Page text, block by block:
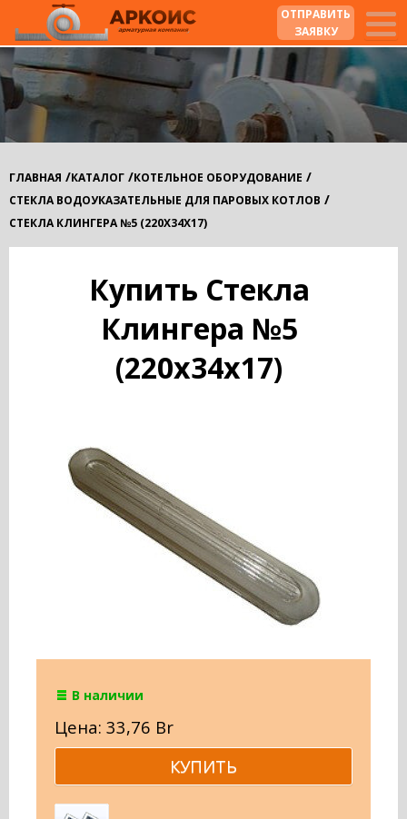
ОТПРАВИТЬ
ЗАЯВКУ
ГЛАВНАЯ /КАТАЛОГ /КОТЕЛЬНОЕ ОБОРУДОВАНИЕ /
СТЕКЛА ВОДОУКАЗАТЕЛЬНЫЕ ДЛЯ ПАРОВЫХ КОТЛОВ /
СТЕКЛА КЛИНГЕРА №5 (220Х34Х17)
Купить Стекла
Клингера №5
(220х34х17)
В наличии
Цена: 33,76 Br